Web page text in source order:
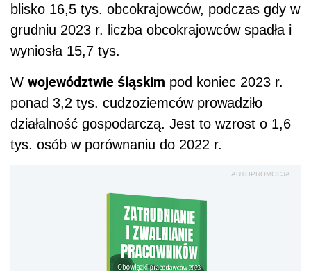
blisko 16,5 tys. obcokrajowców, podczas gdy w
grudniu 2023 r. liczba obcokrajowców spadła i
wyniosła 15,7 tys.
W województwie śląskim pod koniec 2023 r.
ponad 3,2 tys. cudzoziemców prowadziło
działalność gospodarczą. Jest to wzrost o 1,6
tys. osób w porównaniu do 2022 r.
AUTOPROMOCJA